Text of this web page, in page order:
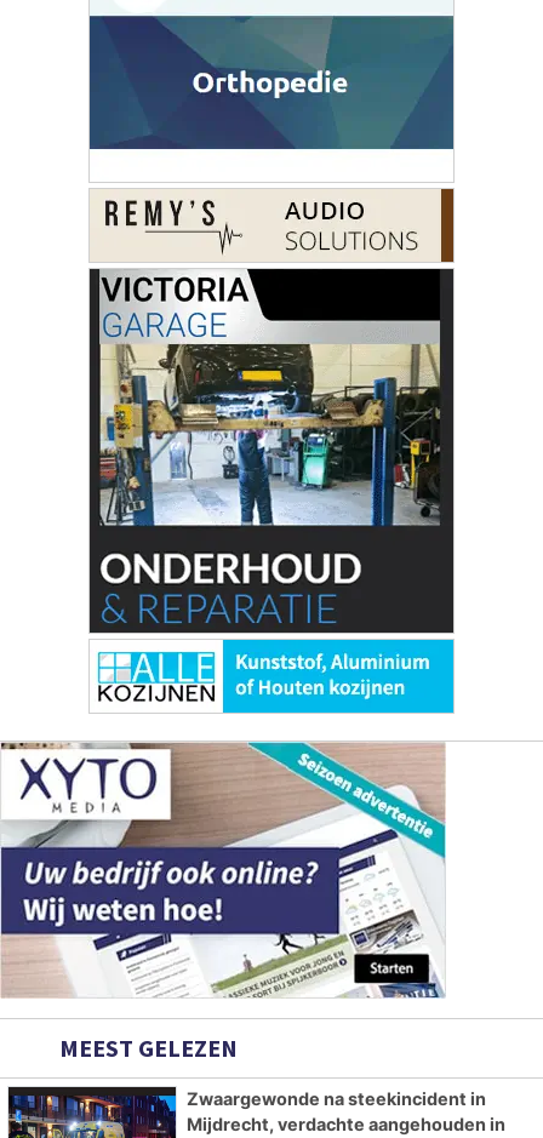
MEEST GELEZEN
Zwaargewonde na steekincident in
Mijdrecht, verdachte aangehouden in